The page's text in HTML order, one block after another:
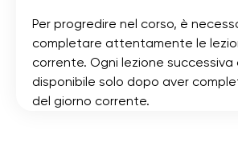
Per progredire nel corso, è
completare attentamente le
corrente. Ogni lezione successiva
disponibile solo dopo aver
del giorno corrente.